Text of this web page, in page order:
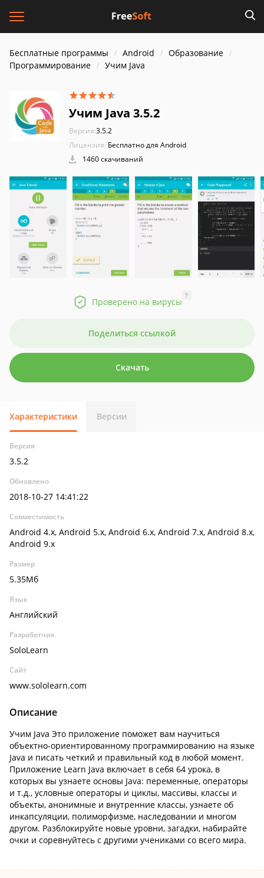
Бесплатные программы Android
Образование
Программирование
Учим Java
Учим Java 3.5.2
Версия:3.5.2
Лицензия: Бесплатно для Android
1460 скачиваний
Проверено на вирусы
?
Поделиться ссылкой
Скачать
Характеристики Версии
Версия
3.5.2
Обновлено
2018-10-27 14:41:22
Совместимость
Android 4.x, Android 5.x, Android 6.x, Android 7.x, Android 8.x,
Android 9.x
Размер
5.35Мб
Язык
Английский
Разработчик
SoloLearn
Сайт
www.sololearn.com
Описание
Учим Java Это приложение поможет вам научиться
объектно-ориентированному программированию на языке
Java и писать четкий и правильный код в любой момент.
Приложение Learn Java включает в себя 64 урока, в
которых вы узнаете основы Java: переменные, операторы
и т.д., условные операторы и циклы, массивы, классы и
объекты, анонимные и внутренние классы, узнаете об
инкапсуляции, полиморфизме, наследовании и многом
другом. Разблокируйте новые уровни, загадки, набирайте
очки и соревнуйтесь с другими учениками со всего мира.